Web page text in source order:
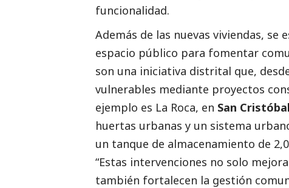
funcionalidad.
Además de las nuevas viviendas,
espacio público para fomentar
son una iniciativa distrital que,
vulnerables mediante proyectos
ejemplo es La Roca, en San Cristóbal
huertas urbanas y un sistema
un tanque de almacenamiento de
“Estas intervenciones no solo
también fortalecen la gestión